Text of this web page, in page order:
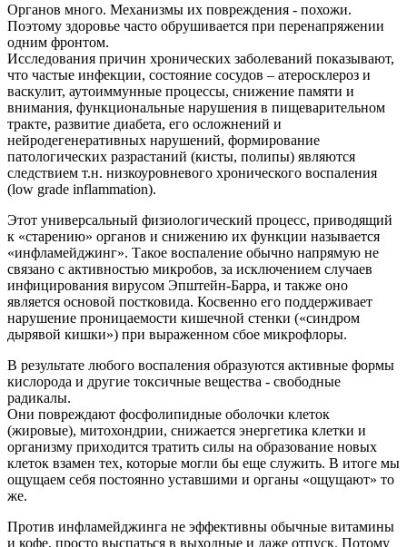
Органов много. Механизмы их повреждения - похожи.
Поэтому здоровье часто обрушивается при перенапряжении
одним фронтом.
Исследования причин хронических заболеваний показывают,
что частые инфекции, состояние сосудов – атеросклероз и
васкулит, аутоиммунные процессы, снижение памяти и
внимания, функциональные нарушения в пищеварительном
тракте, развитие диабета, его осложнений и
нейродегенеративных нарушений, формирование
патологических разрастаний (кисты, полипы) являются
следствием т.н. низкоуровневого хронического воспаления
(low grade inflammation).
Этот универсальный физиологический процесс, приводящий
к «старению» органов и снижению их функции называется
«инфламейджинг». Такое воспаление обычно напрямую не
связано с активностью микробов, за исключением случаев
инфицирования вирусом Эпштейн-Барра, и также оно
является основой постковида. Косвенно его поддерживает
нарушение проницаемости кишечной стенки («синдром
дырявой кишки») при выраженном сбое микрофлоры.
В результате любого воспаления образуются активные формы
кислорода и другие токсичные вещества - свободные
радикалы.
Они повреждают фосфолипидные оболочки клеток
(жировые), митохондрии, снижается энергетика клетки и
организму приходится тратить силы на образование новых
клеток взамен тех, которые могли бы еще служить. В итоге мы
ощущаем себя постоянно уставшими и органы «ощущают» то
же.
Против инфламейджинга не эффективны обычные витамины
и кофе, просто выспаться в выходные и даже отпуск. Потому